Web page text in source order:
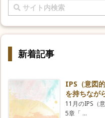
新着記事
IPS（意図
を持ちなが
11月のIPS（
5章「 ...